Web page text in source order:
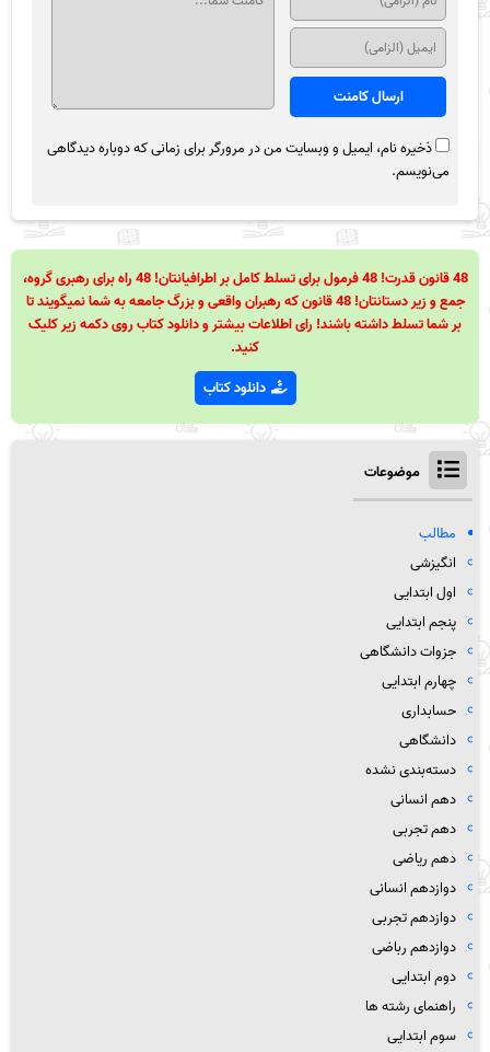
ذخیره نام، ایمیل و وبسایت من در مرورگر برای زمانی که دوباره دیدگاهی
می‌نویسم.
48 قانون قدرت! 48 فرمول برای تسلط کامل بر اطرافیانتان! 48 راه برای رهبری گروه،
جمع و زیر دستانتان! 48 قانون که رهبران واقعی و بزرگ جامعه به شما نمیگویند تا
بر شما تسلط داشته باشند! رای اطلاعات بیشتر و دانلود کتاب روی دکمه زیر کلیک
کنید.
دانلود کتاب
موضوعات
مطالب
انگیزشی
اول ابتدایی
پنجم ابتدایی
جزوات دانشگاهی
چهارم ابتدایی
حسابداری
دانشگاهی
دسته‌بندی نشده
دهم انسانی
دهم تجربی
دهم ریاضی
دوازدهم انسانی
دوازدهم تجربی
دوازدهم رباضی
دوم ابتدایی
راهنمای رشته ها
سوم ابتدایی